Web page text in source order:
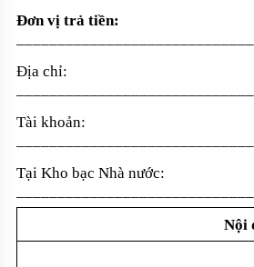
Đơn vị trả tiền:
Địa chỉ:
Tài khoản:
Tại Kho bạc Nhà nước:
Nội